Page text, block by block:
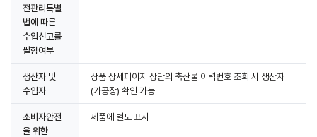
전관리특별
법에 따른
수입신고를
필함여부
생산자 및
수입자
상품 상세페이지 상단의 축산물 이력번호 조회 시 생산자
(가공장) 확인 가능
소비자안전
을 위한
제품에 별도 표시